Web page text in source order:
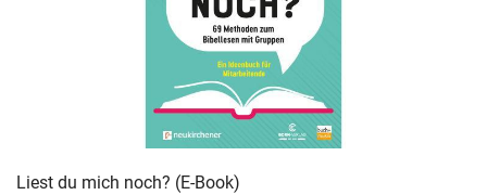
Liest du mich noch? (E-Book)